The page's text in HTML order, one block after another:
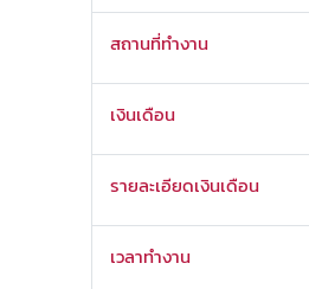
สถานที่ทำงาน
เงินเดือน
รายละเอียดเงินเดือน
เวลาทำงาน